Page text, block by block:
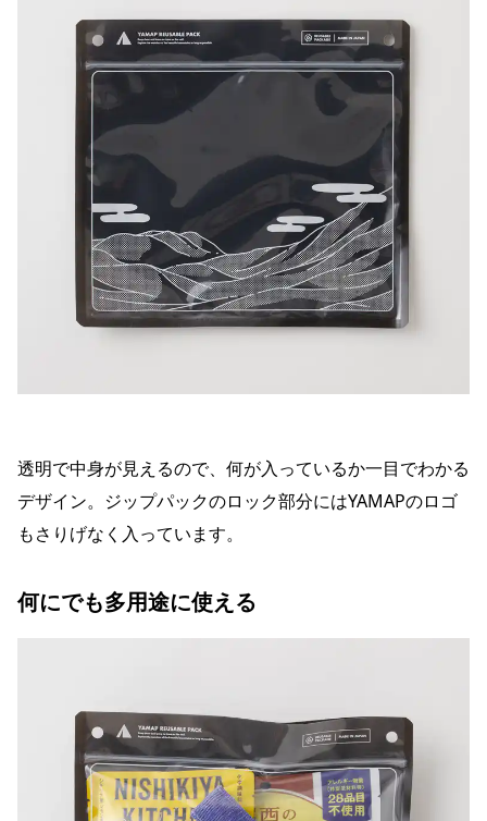
透明で中身が見えるので、何が入っているか一目でわかる
デザイン。ジップパックのロック部分にはYAMAPのロゴ
もさりげなく入っています。
何にでも多用途に使える